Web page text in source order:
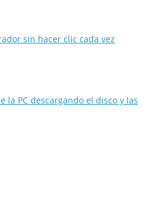
sin hacer clic cada vez
la PC descargando el disco y las